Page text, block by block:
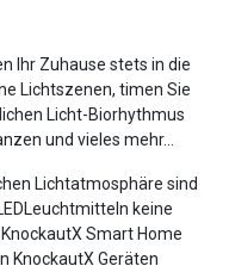
Ihr Zuhause stets in die
Lichtszenen, timen Sie
Licht-Biorhythmus
und vieles mehr...
Lichtatmosphäre sind
keine
Smart Home
KnockautX Geräten